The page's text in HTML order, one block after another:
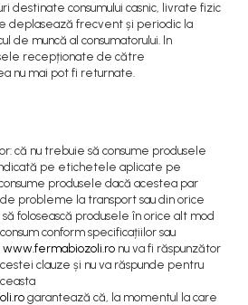
destinate consumului casnic, livrate fizic
deplasează frecvent și periodic la
de muncă al consumatorului. In
recepționate de către
nu mai pot fi returnate.
că nu trebuie să consume produsele
pe etichetele aplicate pe
produsele dacă acestea par
probleme la transport sau din orice
folosească produsele în orice alt mod
conform specificațiilor sau
www.fermabiozoli.ro nu va fi răspunzător
clauze și nu va răspunde pentru
garantează că, la momentul la care